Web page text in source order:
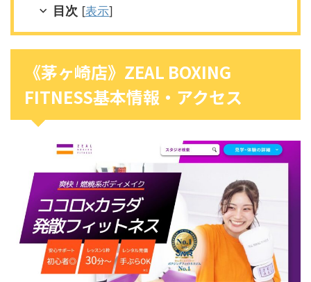
目次 [表示]
《茅ヶ崎店》ZEAL BOXING
FITNESS基本情報・アクセス